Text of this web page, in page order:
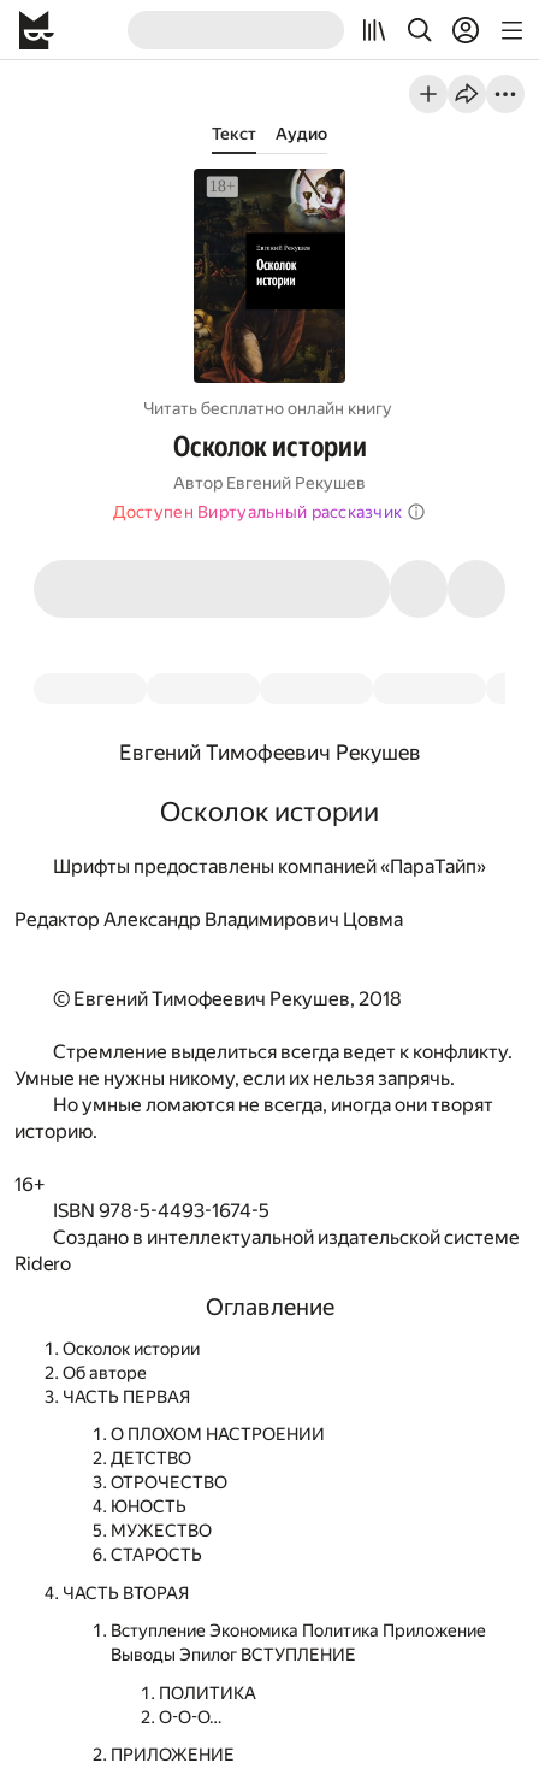
Текст Аудио
Читать бесплатно онлайн книгу
Осколок истории
Автор Евгений Рекушев
Доступен Виртуальный рассказчик
Евгений Тимофеевич Рекушев
Осколок истории
Шрифты предоставлены компанией «ПараТайп»
Редактор Александр Владимирович Цовма
© Евгений Тимофеевич Рекушев, 2018
Стремление выделиться всегда ведет к конфликту.
Умные не нужны никому, если их нельзя запрячь.
Но умные ломаются не всегда, иногда они творят
историю.
16+
ISBN 978-5-4493-1674-5
Создано в интеллектуальной издательской системе
Ridero
Оглавление
Осколок истории
Об авторе
ЧАСТЬ ПЕРВАЯ
О ПЛОХОМ НАСТРОЕНИИ
ДЕТСТВО
ОТРОЧЕСТВО
ЮНОСТЬ
МУЖЕСТВО
СТАРОСТЬ
ЧАСТЬ ВТОРАЯ
Вступление Экономика Политика Приложение
Выводы Эпилог ВСТУПЛЕНИЕ
ПОЛИТИКА
О-О-О…
ПРИЛОЖЕНИЕ